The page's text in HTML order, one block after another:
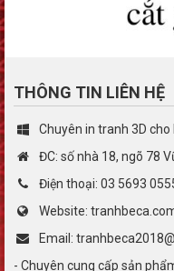
THÔNG TIN LIÊN HỆ
Chuyên in tranh 3D cho
ĐC: số nhà 18, ngõ 78
Điện thoại: 03 5693
Website:
Email:
- Chuyên cung cấp sản